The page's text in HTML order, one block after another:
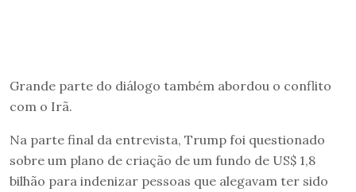
Grande parte do diálogo também abordou o conflito
com o Irã.
Na parte final da entrevista, Trump foi questionado
sobre um plano de criação de um fundo de US$ 1,8
bilhão para indenizar pessoas que alegavam ter sido